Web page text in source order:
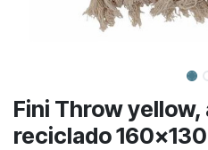
Fini Throw yellow,
reciclado